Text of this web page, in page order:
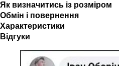
Як визначитись із розміром
Обмін і повернення
Характеристики
Відгуки